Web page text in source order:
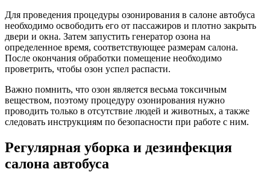
Для проведения процедуры озонирования в салоне автобуса
необходимо освободить его от пассажиров и плотно закрыть
двери и окна. Затем запустить генератор озона на
определенное время, соответствующее размерам салона.
После окончания обработки помещение необходимо
проветрить, чтобы озон успел распасти.
Важно помнить, что озон является весьма токсичным
веществом, поэтому процедуру озонирования нужно
проводить только в отсутствие людей и животных, а также
следовать инструкциям по безопасности при работе с ним.
Регулярная уборка и дезинфекция
салона автобуса